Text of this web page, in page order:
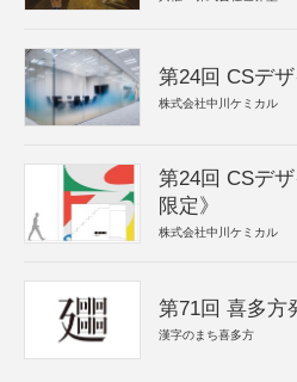
第24回 CSデ
株式会社中川ケミカル
第24回 CSデ
限定》
株式会社中川ケミカル
第71回 喜多方
漢字のまち喜多方